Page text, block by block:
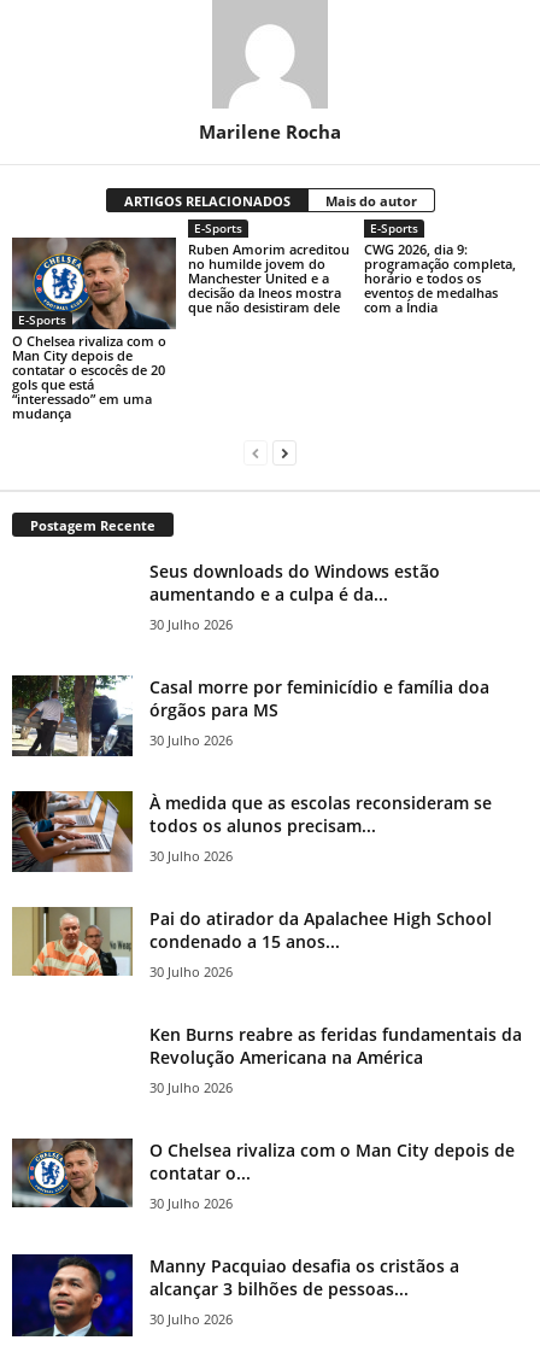
Marilene Rocha
ARTIGOS RELACIONADOS Mais do autor
E-Sports
O Chelsea rivaliza com o
Man City depois de
contatar o escocês de 20
gols que está
“interessado” em uma
mudança
E-Sports
Ruben Amorim acreditou
no humilde jovem do
Manchester United e a
decisão da Ineos mostra
que não desistiram dele
E-Sports
CWG 2026, dia 9:
programação completa,
horário e todos os
eventos de medalhas
com a Índia
Postagem Recente
Seus downloads do Windows estão
aumentando e a culpa é da...
30 Julho 2026
Casal morre por feminicídio e família doa
órgãos para MS
30 Julho 2026
À medida que as escolas reconsideram se
todos os alunos precisam...
30 Julho 2026
Pai do atirador da Apalachee High School
condenado a 15 anos...
30 Julho 2026
Ken Burns reabre as feridas fundamentais da
Revolução Americana na América
30 Julho 2026
O Chelsea rivaliza com o Man City depois de
contatar o...
30 Julho 2026
Manny Pacquiao desafia os cristãos a
alcançar 3 bilhões de pessoas...
30 Julho 2026